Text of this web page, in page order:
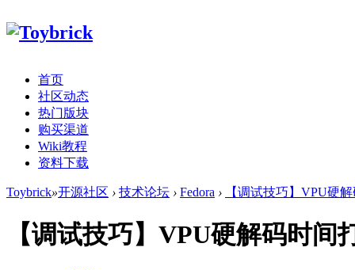
首页
社区动态
热门版块
购买渠道
Wiki教程
资料下载
Toybrick»开源社区 › 技术论坛 › Fedora › 【调试技巧】VPU硬
【调试技巧】VPU硬解码时间